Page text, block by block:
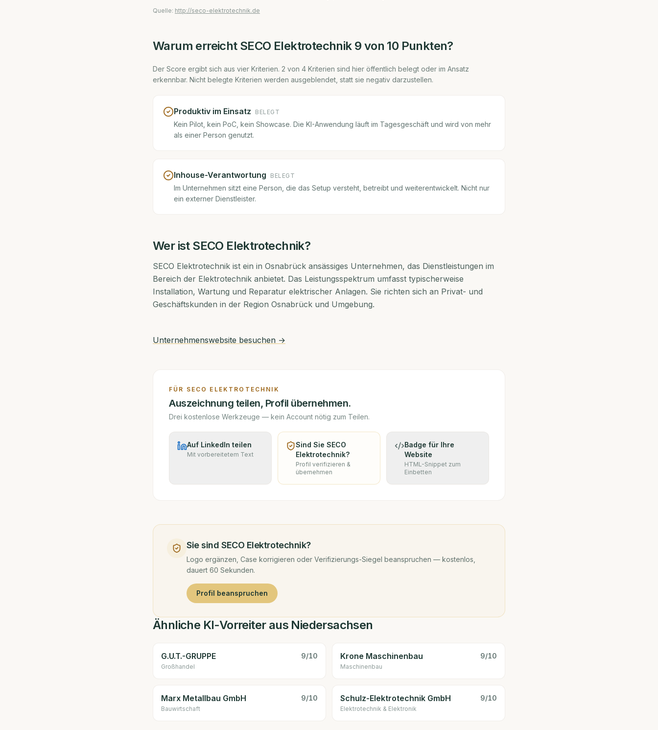
Quelle: http://seco-elektrotechnik.de
Warum erreicht SECO Elektrotechnik 9 von 10 Punkten?
Der Score ergibt sich aus vier Kriterien. 2 von 4 Kriterien sind hier öffentlich belegt oder im Ansatz
erkennbar. Nicht belegte Kriterien werden ausgeblendet, statt sie negativ darzustellen.
Produktiv im Einsatz BELEGT
Kein Pilot, kein PoC, kein Showcase. Die KI-Anwendung läuft im Tagesgeschäft und wird von mehr
als einer Person genutzt.
Inhouse-Verantwortung BELEGT
Im Unternehmen sitzt eine Person, die das Setup versteht, betreibt und weiterentwickelt. Nicht nur
ein externer Dienstleister.
Wer ist SECO Elektrotechnik?
SECO Elektrotechnik ist ein in Osnabrück ansässiges Unternehmen, das Dienstleistungen im
Bereich der Elektrotechnik anbietet. Das Leistungsspektrum umfasst typischerweise
Installation, Wartung und Reparatur elektrischer Anlagen. Sie richten sich an Privat- und
Geschäftskunden in der Region Osnabrück und Umgebung.
Unternehmenswebsite besuchen →
FÜR SECO ELEKTROTECHNIK
Auszeichnung teilen, Profil übernehmen.
Drei kostenlose Werkzeuge — kein Account nötig zum Teilen.
Auf LinkedIn teilen
Mit vorbereitetem Text
Sind Sie SECO
Elektrotechnik?
Profil verifizieren &
übernehmen
Badge für Ihre
Website
HTML-Snippet zum
Einbetten
Sie sind SECO Elektrotechnik?
Logo ergänzen, Case korrigieren oder Verifizierungs-Siegel beanspruchen — kostenlos,
dauert 60 Sekunden.
Profil beanspruchen
Ähnliche KI-Vorreiter aus Niedersachsen
G.U.T.-GRUPPE 9/10
Großhandel
Krone Maschinenbau 9/10
Maschinenbau
Marx Metallbau GmbH 9/10
Bauwirtschaft
Schulz-Elektrotechnik GmbH 9/10
Elektrotechnik & Elektronik